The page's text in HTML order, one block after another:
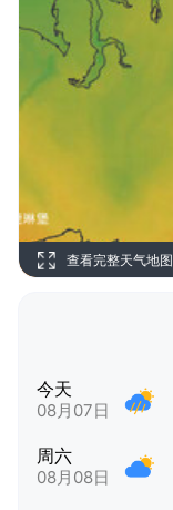
查看完整天气地图
今天
08月07日
周六
08月08日